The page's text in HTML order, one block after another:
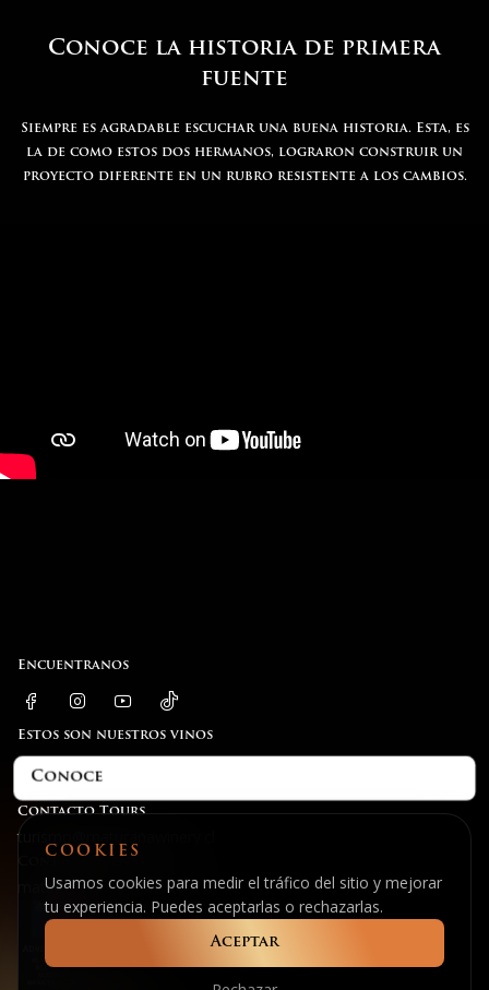
Conoce la historia de primera
fuente
Siempre es agradable escuchar una buena historia. Esta, es
la de como estos dos hermanos, lograron construir un
proyecto diferente en un rubro resistente a los cambios.
Encuentranos
Estos son nuestros vinos
Conoce
Contacto Tours
turismo@maturanawinery.cl
maturana@maturanawinery.cl
COOKIES
Usamos cookies para medir el tráfico del sitio y mejorar
tu experiencia. Puedes aceptarlas o rechazarlas.
Aceptar